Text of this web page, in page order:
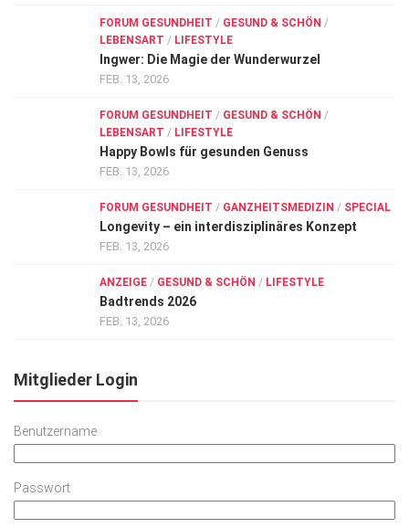
FORUM GESUNDHEIT / GESUND & SCHÖN /
LEBENSART / LIFESTYLE
Ingwer: Die Magie der Wunderwurzel
FEB. 13, 2026
FORUM GESUNDHEIT / GESUND & SCHÖN /
LEBENSART / LIFESTYLE
Happy Bowls für gesunden Genuss
FEB. 13, 2026
FORUM GESUNDHEIT / GANZHEITSMEDIZIN / SPECIAL
Longevity – ein interdisziplinäres Konzept
FEB. 13, 2026
ANZEIGE / GESUND & SCHÖN / LIFESTYLE
Badtrends 2026
FEB. 13, 2026
Mitglieder Login
Benutzername
Passwort